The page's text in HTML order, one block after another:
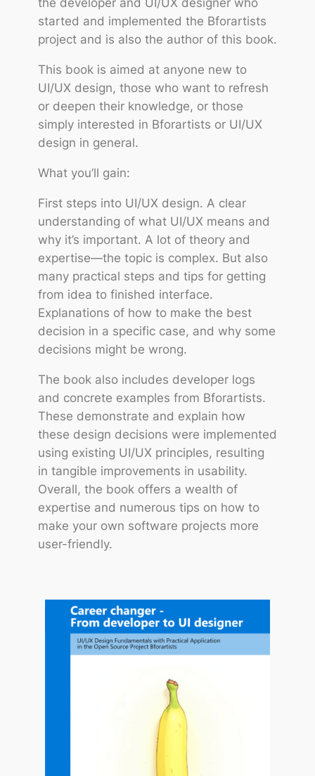
the developer and UI/UX designer who
started and implemented the Bforartists
project and is also the author of this book.
This book is aimed at anyone new to
UI/UX design, those who want to refresh
or deepen their knowledge, or those
simply interested in Bforartists or UI/UX
design in general.
What you’ll gain:
First steps into UI/UX design. A clear
understanding of what UI/UX means and
why it’s important. A lot of theory and
expertise—the topic is complex. But also
many practical steps and tips for getting
from idea to finished interface.
Explanations of how to make the best
decision in a specific case, and why some
decisions might be wrong.
The book also includes developer logs
and concrete examples from Bforartists.
These demonstrate and explain how
these design decisions were implemented
using existing UI/UX principles, resulting
in tangible improvements in usability.
Overall, the book offers a wealth of
expertise and numerous tips on how to
make your own software projects more
user-friendly.